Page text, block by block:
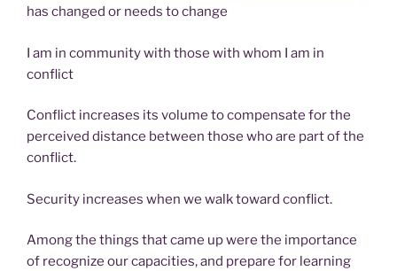
has changed or needs to change
I am in community with those with whom I am in
conflict
Conflict increases its volume to compensate for the
perceived distance between those who are part of the
conflict.
Security increases when we walk toward conflict.
Among the things that came up were the importance
of recognize our capacities, and prepare for learning